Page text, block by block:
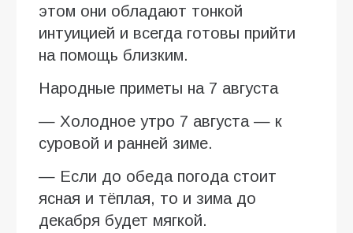
этом они обладают тонкой
интуицией и всегда готовы прийти
на помощь близким.
Народные приметы на 7 августа
— Холодное утро 7 августа — к
суровой и ранней зиме.
— Если до обеда погода стоит
ясная и тёплая, то и зима до
декабря будет мягкой.